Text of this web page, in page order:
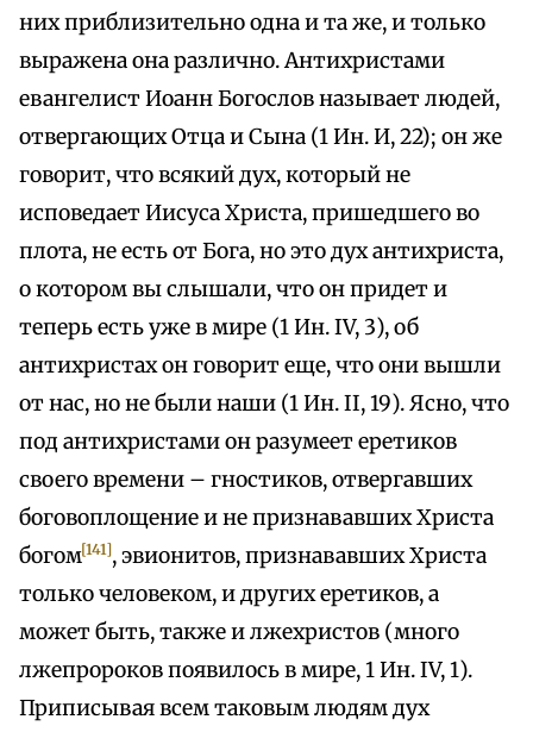
них приблизительно одна и та же, и только
выражена она различно. Антихристами
евангелист Иоанн Богослов называет людей,
отвергающих Отца и Сына (1 Ин. И, 22); он же
говорит, что всякий дух, который не
исповедает Иисуса Христа, пришедшего во
плота, не есть от Бога, но это дух антихриста,
о котором вы слышали, что он придет и
теперь есть уже в мире (1 Ин. IV, 3), об
антихристах он говорит еще, что они вышли
от нас, но не были наши (1 Ин. II, 19). Ясно, что
под антихристами он разумеет еретиков
своего времени – гностиков, отвергавших
боговоплощение и не признававших Христа
богом[141], эвионитов, признававших Христа
только человеком, и других еретиков, а
может быть, также и лжехристов (много
лжепророков появилось в мире, 1 Ин. IV, 1).
Приписывая всем таковым людям дух